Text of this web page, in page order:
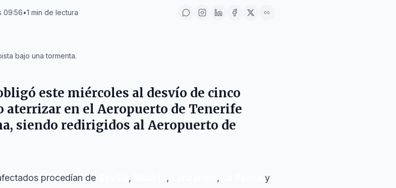
09:56•1 min de lectura
bajo una tormenta.
este miércoles al desvío de cinco
en el Aeropuerto de Tenerife
siendo redirigidos al Aeropuerto de
procedían de , , ,
y